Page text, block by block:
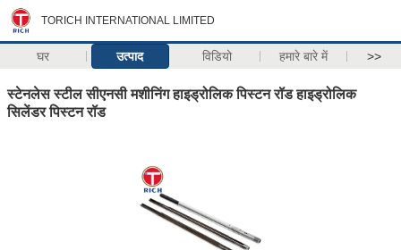
TORICH INTERNATIONAL LIMITED
घर उत्पाद विडियो हमारे बारे में >>
स्टेनलेस स्टील सीएनसी मशीनिंग हाइड्रोलिक पिस्टन रॉड हाइड्रोलिक
सिलेंडर पिस्टन रॉड